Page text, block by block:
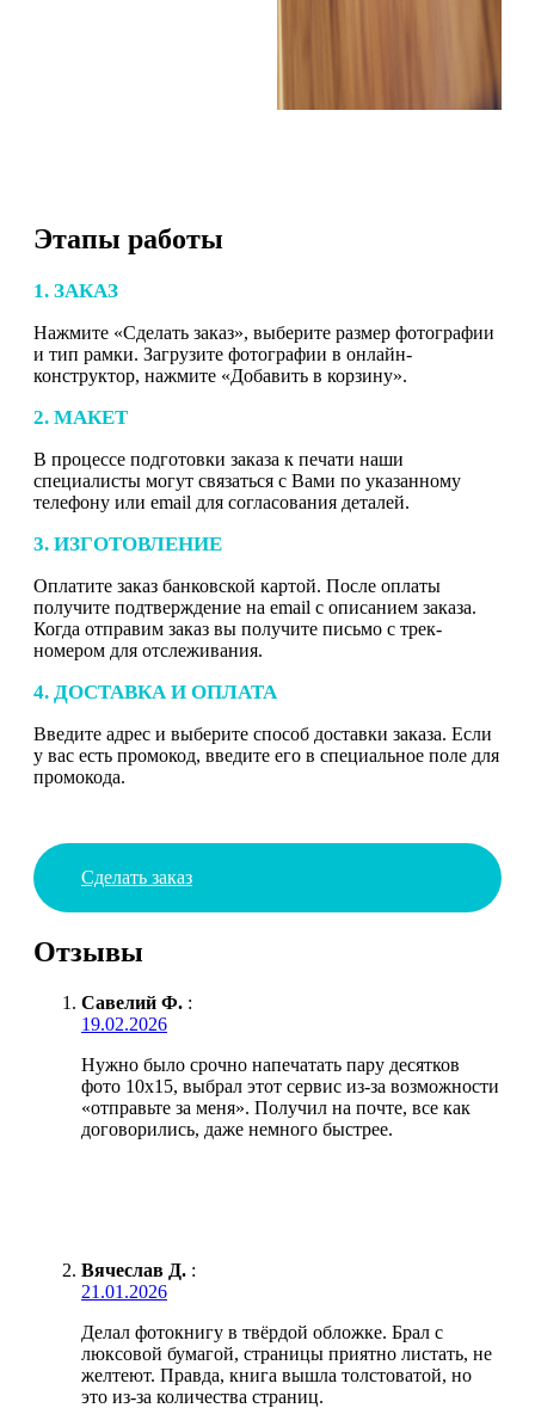
Этапы работы
1. ЗАКАЗ
Нажмите «Сделать заказ», выберите размер фотографии
и тип рамки. Загрузите фотографии в онлайн-
конструктор, нажмите «Добавить в корзину».
2. МАКЕТ
В процессе подготовки заказа к печати наши
специалисты могут связаться с Вами по указанному
телефону или email для согласования деталей.
3. ИЗГОТОВЛЕНИЕ
Оплатите заказ банковской картой. После оплаты
получите подтверждение на email с описанием заказа.
Когда отправим заказ вы получите письмо с трек-
номером для отслеживания.
4. ДОСТАВКА И ОПЛАТА
Введите адрес и выберите способ доставки заказа. Если
у вас есть промокод, введите его в специальное поле для
промокода.
Сделать заказ
Отзывы
Савелий Ф. :
19.02.2026
Нужно было срочно напечатать пару десятков
фото 10х15, выбрал этот сервис из-за возможности
«отправьте за меня». Получил на почте, все как
договорились, даже немного быстрее.
Вячеслав Д. :
21.01.2026
Делал фотокнигу в твёрдой обложке. Брал с
люксовой бумагой, страницы приятно листать, не
желтеют. Правда, книга вышла толстоватой, но
это из-за количества страниц.